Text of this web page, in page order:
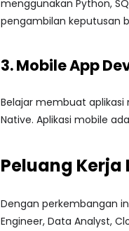
menggunakan Python,
pengambilan keputusan
3. Mobile App
Belajar membuat
Native. Aplikasi mobile
Peluang Kerja
Dengan perkembangan
Engineer, Data Analyst,